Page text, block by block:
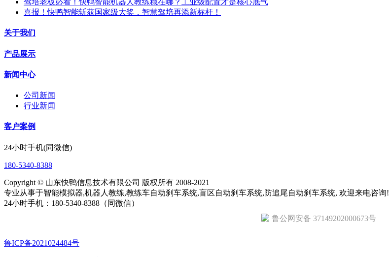
驾培老板必看！快鸭智能机器人教练稳在哪？工业级配置才是核心底气
喜报！快鸭智能斩获国家级大奖，智慧驾培再添新标杆！
关于我们
产品展示
新闻中心
公司新闻
行业新闻
客户案例
24小时手机(同微信)
180-5340-8388
Copyright © 山东快鸭信息技术有限公司 版权所有 2008-2021
专业从事于智能模拟器,机器人教练,教练车自动刹车系统,盲区自动刹车系统,防追尾自动刹车系统, 欢迎来电咨询!
24小时手机：180-5340-8388（同微信）
鲁公网安备 37149202000673号
鲁ICP备2021024484号